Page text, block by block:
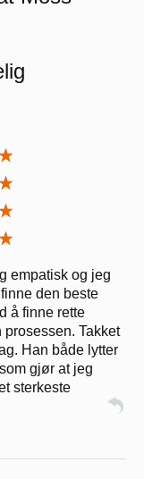
empatisk og jeg
den beste
å finne rette
Takket
Han både lytter
gjør at jeg
sterkeste